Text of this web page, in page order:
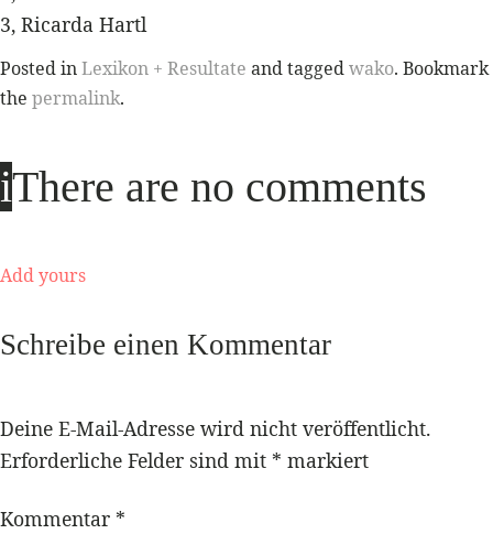
3, Ricarda Hartl
Posted inLexikon + Resultate and taggedwako. Bookmark
the permalink.
iThere are no comments
Add yours
Schreibe einen Kommentar
Deine E-Mail-Adresse wird nicht veröffentlicht.
Erforderliche Felder sind mit * markiert
Kommentar *